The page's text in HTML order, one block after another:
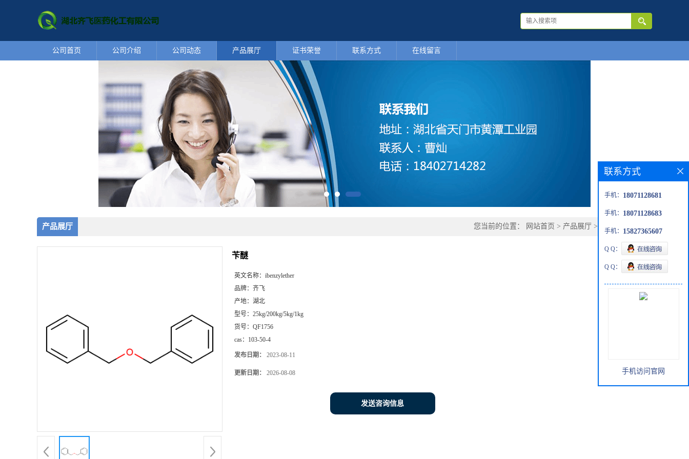
公司首页 公司介绍 公司动态 产品展厅 证书荣誉 联系方式 在线留言
产品展厅 您当前的位置： 网站首页 > 产品展厅 > 优势品种
苄醚
英文名称： ibenzylether
品牌： 齐飞
产地： 湖北
型号： 25kg/200kg/5kg/1kg
货号： QF1756
cas： 103-50-4
发布日期： 2023-08-11
更新日期： 2026-08-08
发送咨询信息
联系方式
手机： 18071128681
手机： 18071128683
手机： 15827365607
Q Q：
Q Q：
手机访问官网